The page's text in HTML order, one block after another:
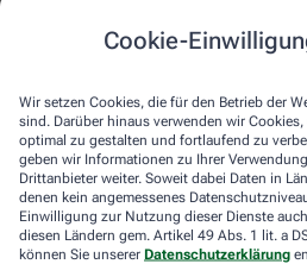
Cookie-
Wir setzen Cookies, die für den Betrieb der
sind. Darüber hinaus verwenden wir
optimal zu gestalten und fortlaufend zu
geben wir Informationen zu Ihrer
Drittanbieter weiter. Soweit dabei Daten in
denen kein angemessenes
Einwilligung zur Nutzung dieser Dienste
diesen Ländern gem. Artikel 49 Abs. 1 lit. a
können Sie unserer Datenschutzerklärung